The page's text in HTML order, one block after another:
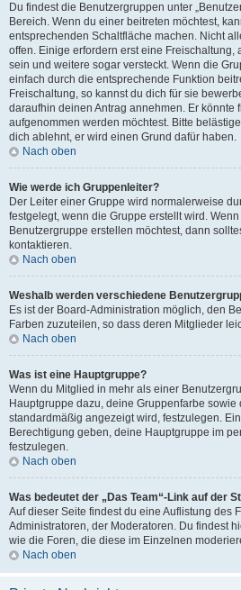
Du findest die Benutzergruppen unter
Bereich. Wenn du einer beitreten möchtest,
entsprechenden Schaltfläche machen. Nicht
offen. Einige erfordern erst eine Freischaltung,
sein und weitere sogar versteckt. Wenn die
einfach durch die entsprechende Funktion
Freischaltung, so kannst du dich für sie
daraufhin deinen Antrag annehmen. Er könnte
aufgenommen werden möchtest. Bitte
dich ablehnt, er wird einen Grund dafür haben.
Nach oben
Wie werde ich Gruppenleiter?
Der Leiter einer Gruppe wird normalerweise
festgelegt, wenn die Gruppe erstellt wird.
Benutzergruppe erstellen möchtest, dann
kontaktieren.
Nach oben
Weshalb werden verschiedene
Es ist der Board-Administration möglich, den
Farben zuzuteilen, so dass deren Mitglieder
Nach oben
Was ist eine Hauptgruppe?
Wenn du Mitglied in mehr als einer
Hauptgruppe dazu, deine Gruppenfarbe
standardmäßig angezeigt wird, festzulegen.
Berechtigung geben, deine Hauptgruppe im
festzulegen.
Nach oben
Was bedeutet der „Das Team“-Link auf der
Auf dieser Seite findest du eine Auflistung des
Administratoren, der Moderatoren. Du findest
wie die Foren, die diese im Einzelnen
Nach oben